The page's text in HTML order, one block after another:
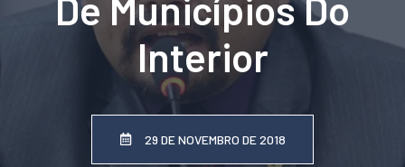
Interior
29 DE NOVEMBRO DE 2018